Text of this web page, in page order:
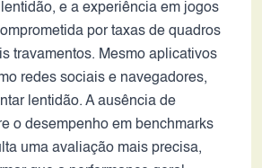
e a experiência em jogos
por taxas de quadros
travamentos. Mesmo aplicativos
redes sociais e navegadores,
lentidão. A ausência de
o desempenho em benchmarks
uma avaliação mais precisa,